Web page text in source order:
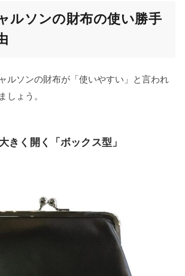
ルソンの財布の使い勝手
ルソンの財布が「使いやすい」と言われ
しょう。
きく開く「ボックス型」